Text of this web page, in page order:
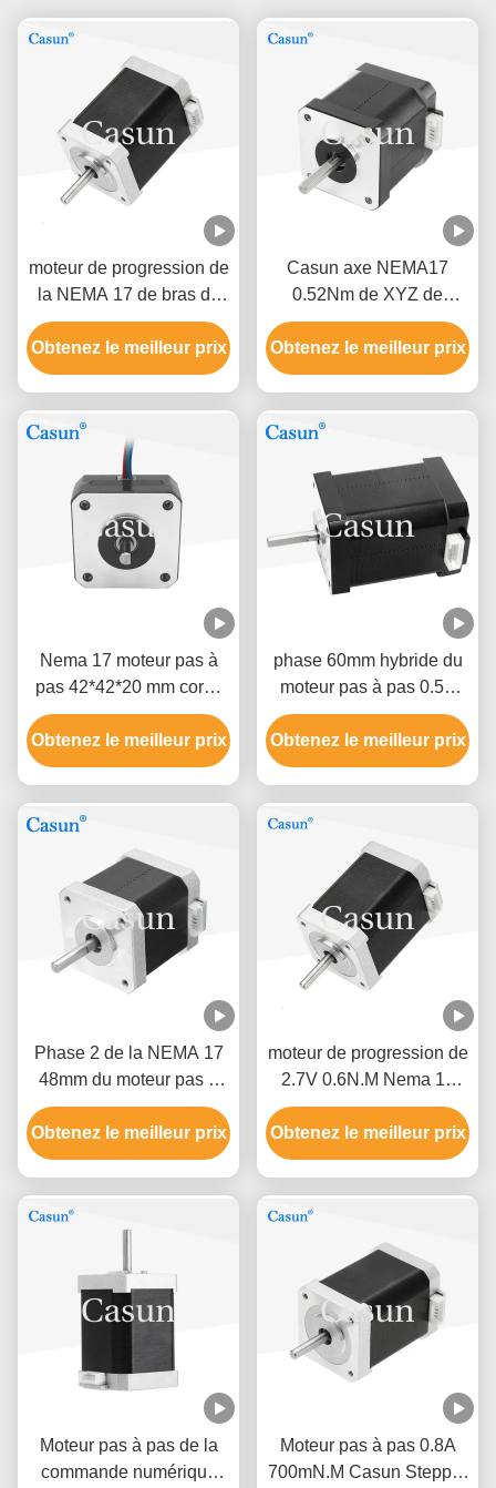
moteur de progression de
la NEMA 17 de bras du
robot 1.2A 1,8 degrés
haute précision de 2
phases
Obtenez le meilleur prix
Casun axe NEMA17
0.52Nm de XYZ de
moteur de progression de
2 phases
Obtenez le meilleur prix
Nema 17 moteur pas à
pas 42*42*20 mm corps
ultrafin 1.0A 130mN.m
pour équipement médical
Obtenez le meilleur prix
phase 60mm hybride du
moteur pas à pas 0.5A
0,78 N. m2 de Nema 17
de l'imprimante 3D
Obtenez le meilleur prix
Phase 2 de la NEMA 17
48mm du moteur pas à
pas 1.5A de la NEMA 17
de Casun 0.45N.M 1,8
degrés
Obtenez le meilleur prix
moteur de progression de
2.7V 0.6N.M Nema 17
pour l'instrument de
mesure de XYZ
Obtenez le meilleur prix
Moteur pas à pas de la
commande numérique
Moteur pas à pas 0.8A
700mN.M Casun Stepper